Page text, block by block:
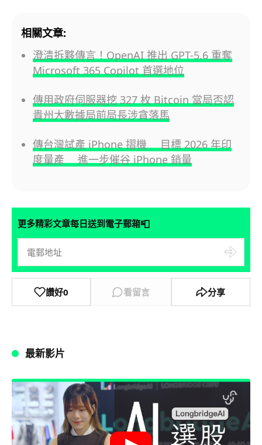
相關文章:
澄清拆夥傳言！OpenAI 推出 GPT-5.6 重奪
Microsoft 365 Copilot 首選地位
傳用政府伺服器挖 327 枚 Bitcoin 當局否認
貴州大數據局前局長涉貪落馬
傳台灣試產 iPhone 摺機 目標 2026 年印
度量產 進一步催谷 iPhone 銷量
更多精彩文章每日送到電子郵箱📮
讚好0 看留言 分享
最新影片